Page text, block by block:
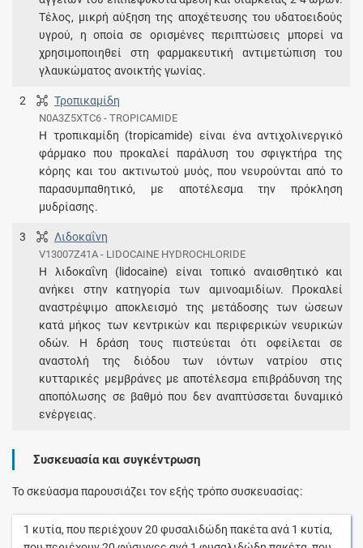
Τέλος, μικρή αύξηση της αποχέτευσης του υδατοειδούς
υγρού, η οποία σε ορισμένες περιπτώσεις μπορεί να
χρησιμοποιηθεί στη φαρμακευτική αντιμετώπιση του
γλαυκώματος ανοικτής γωνίας.
2 Τροπικαμίδη
N0A3Z5XTC6 - TROPICAMIDE
Η τροπικαμίδη (tropicamide) είναι ένα αντιχολινεργικό
φάρμακο που προκαλεί παράλυση του σφιγκτήρα της
κόρης και του ακτινωτού μυός, που νευρούνται από το
παρασυμπαθητικό, με αποτέλεσμα την πρόκληση
μυδρίασης.
3 Λιδοκαΐνη
V13007Z41A - LIDOCAINE HYDROCHLORIDE
Η λιδοκαΐνη (lidocaine) είναι τοπικό αναισθητικό και
ανήκει στην κατηγορία των αμινοαμιδίων. Προκαλεί
αναστρέψιμο αποκλεισμό της μετάδοσης των ώσεων
κατά μήκος των κεντρικών και περιφερικών νευρικών
οδών. Η δράση τους πιστεύεται ότι οφείλεται σε
αναστολή της διόδου των ιόντων νατρίου στις
κυτταρικές μεμβράνες με αποτέλεσμα επιβράδυνση της
αποπόλωσης σε βαθμό που δεν αναπτύσσεται δυναμικό
ενέργειας.
Συσκευασία και συγκέντρωση
Το σκεύασμα παρουσιάζει τον εξής τρόπο συσκευασίας:
1 κυτία, που περιέχουν20 φυσαλιδώδη πακέταανά 1 κυτία,